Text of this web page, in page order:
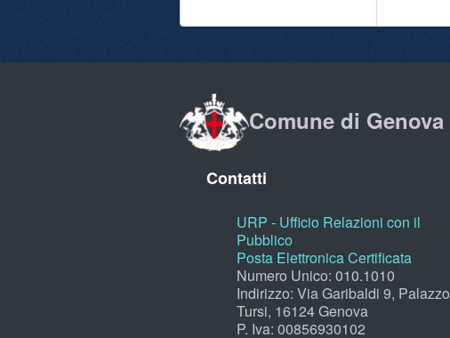
Comune di Genova
Contatti
URP - Ufficio Relazioni con il
Pubblico
Posta Elettronica Certificata
Numero Unico: 010.1010
Indirizzo: Via Garibaldi 9, Palazzo
Tursi, 16124 Genova
P. Iva: 00856930102